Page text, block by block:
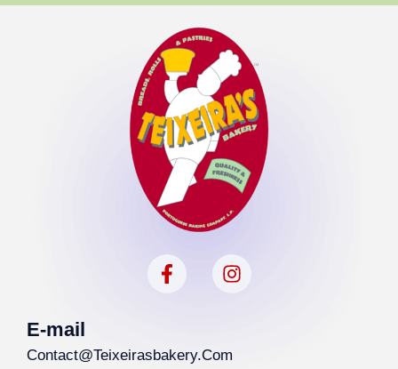
E-mail
Contact@teixeirasbakery.com​